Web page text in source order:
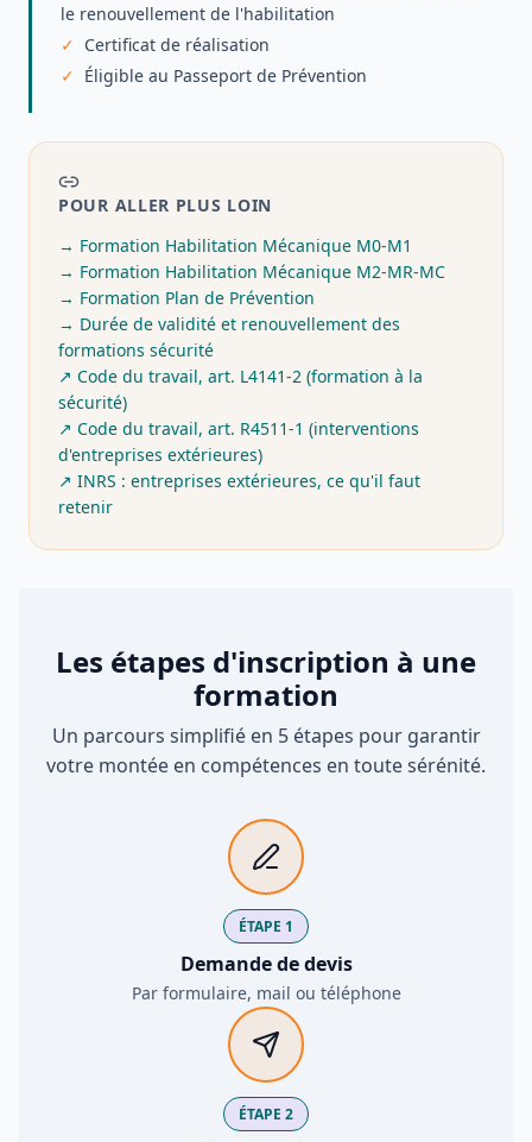
le renouvellement de l'habilitation
Certificat de réalisation
Éligible au Passeport de Prévention
POUR ALLER PLUS LOIN
→ Formation Habilitation Mécanique M0-M1
→ Formation Habilitation Mécanique M2-MR-MC
→ Formation Plan de Prévention
→ Durée de validité et renouvellement des
formations sécurité
↗ Code du travail, art. L4141-2 (formation à la
sécurité)
↗ Code du travail, art. R4511-1 (interventions
d'entreprises extérieures)
↗ INRS : entreprises extérieures, ce qu'il faut
retenir
Les étapes d'inscription à une
formation
Un parcours simplifié en 5 étapes pour garantir
votre montée en compétences en toute sérénité.
ÉTAPE 1
Demande de devis
Par formulaire, mail ou téléphone
ÉTAPE 2